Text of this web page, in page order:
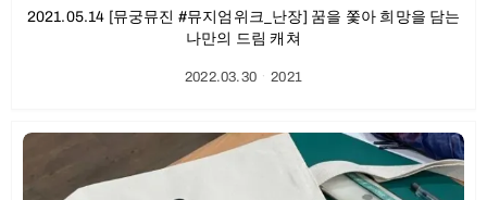
2021.05.14 [뮤궁뮤진 #뮤지엄위크_난장] 꿈을 쫓아 희망을 담는
나만의 드림 캐쳐
2022.03.30ㆍ2021